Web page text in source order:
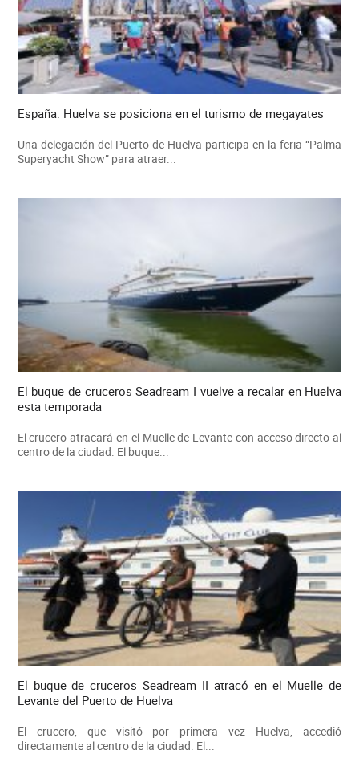
España: Huelva se posiciona en el turismo de megayates
Una delegación del Puerto de Huelva participa en la feria “Palma
Superyacht Show” para atraer...
El buque de cruceros Seadream I vuelve a recalar en Huelva
esta temporada
El crucero atracará en el Muelle de Levante con acceso directo al
centro de la ciudad. El buque...
El buque de cruceros Seadream II atracó en el Muelle de
Levante del Puerto de Huelva
El crucero, que visitó por primera vez Huelva, accedió
directamente al centro de la ciudad. El...